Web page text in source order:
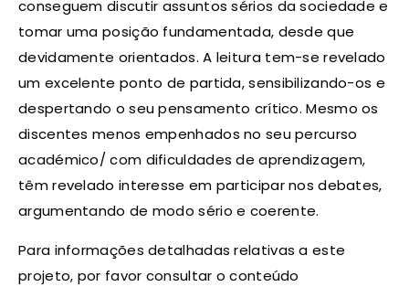
conseguem discutir assuntos sérios da sociedade e
tomar uma posição fundamentada, desde que
devidamente orientados. A leitura tem-se revelado
um excelente ponto de partida, sensibilizando-os e
despertando o seu pensamento crítico. Mesmo os
discentes menos empenhados no seu percurso
académico/ com dificuldades de aprendizagem,
têm revelado interesse em participar nos debates,
argumentando de modo sério e coerente.
Para informações detalhadas relativas a este
projeto, por favor consultar o conteúdo